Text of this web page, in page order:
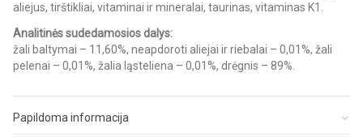
aliejus, tirštikliai, vitaminai ir mineralai, taurinas, vitaminas K1.
Analitinės sudedamosios dalys:
žali baltymai – 11,60%, neapdoroti aliejai ir riebalai – 0,01%, žali
pelenai – 0,01%, žalia ląsteliena – 0,01%, drėgnis – 89%.
Papildoma informacija